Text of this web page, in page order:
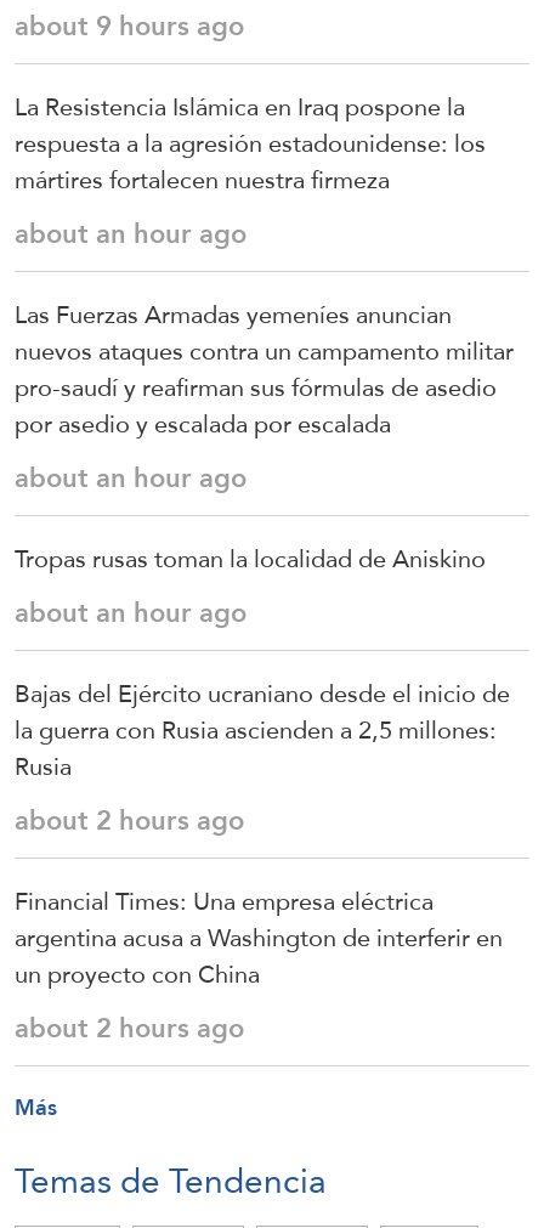
about 9 hours ago
La Resistencia Islámica en Iraq pospone la
respuesta a la agresión estadounidense: los
mártires fortalecen nuestra firmeza
about an hour ago
Las Fuerzas Armadas yemeníes anuncian
nuevos ataques contra un campamento militar
pro-saudí y reafirman sus fórmulas de asedio
por asedio y escalada por escalada
about an hour ago
Tropas rusas toman la localidad de Aniskino
about an hour ago
Bajas del Ejército ucraniano desde el inicio de
la guerra con Rusia ascienden a 2,5 millones:
Rusia
about 2 hours ago
Financial Times: Una empresa eléctrica
argentina acusa a Washington de interferir en
un proyecto con China
about 2 hours ago
Más
Temas de Tendencia